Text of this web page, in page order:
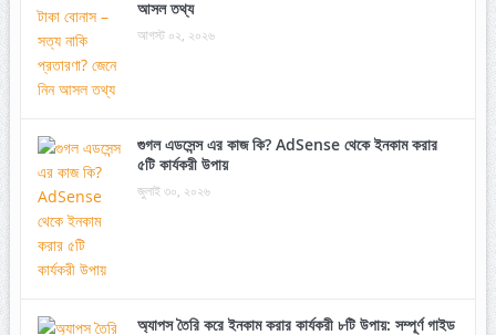
আসল তথ্য
আগস্ট ০২, ২০২৬
গুগল এডসেন্স এর কাজ কি? AdSense থেকে ইনকাম করার
৫টি কার্যকরী উপায়
জুলাই ৩০, ২০২৬
অ্যাপস তৈরি করে ইনকাম করার কার্যকরী ৮টি উপায়: সম্পূর্ণ গাইড